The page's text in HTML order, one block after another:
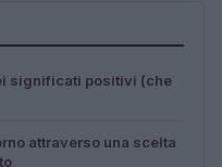
significati positivi (che
attraverso una scelta